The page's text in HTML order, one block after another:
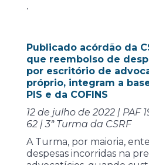
.
Publicado acórdão da
que reembolso de
por escritório de
próprio, integram a
PIS e da COFINS
12 de julho de 2022 | PAF
62 | 3ª Turma da CSRF
A Turma, por maioria,
despesas incorridas na